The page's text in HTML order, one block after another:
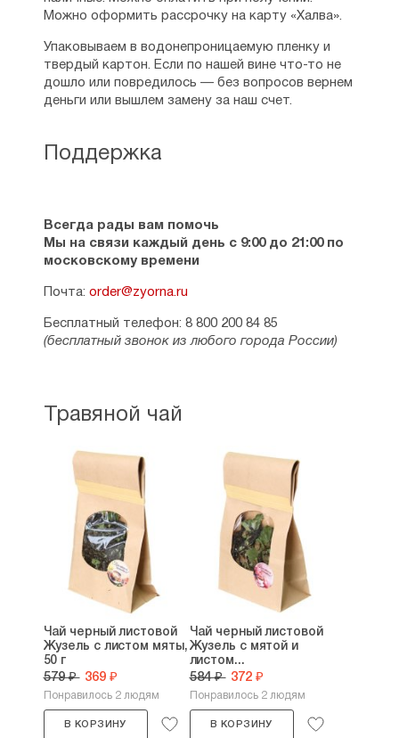
Поддержка
Всегда рады вам помочь
Мы на связи каждый день с 9:00 до 21:00 по
московскому времени
Почта: order@zyorna.ru
Бесплатный телефон: 8 800 200 84 85
(бесплатный звонок из любого города России)
Можно оформить рассрочку на карту «Халва».
Упаковываем в водонепроницаемую пленку и
твердый картон. Если по нашей вине что-то не
дошло или повредилось — без вопросов вернем
деньги или вышлем замену за наш счет.
Травяной чай
Чай черный листовой
Жузель с листом мяты,
50 г
579 ₽ 369 ₽
Понравилось 2 людям
В КОРЗИНУ
Чай черный листовой
Жузель с мятой и
листом...
584 ₽ 372 ₽
Понравилось 2 людям
В КОРЗИНУ